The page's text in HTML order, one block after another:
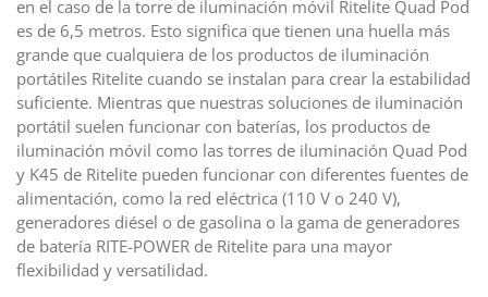
en el caso de la torre de iluminación móvil Ritelite Quad Pod
es de 6,5 metros. Esto significa que tienen una huella más
grande que cualquiera de los productos de iluminación
portátiles Ritelite cuando se instalan para crear la estabilidad
suficiente. Mientras que nuestras soluciones de iluminación
portátil suelen funcionar con baterías, los productos de
iluminación móvil como las torres de iluminación Quad Pod
y K45 de Ritelite pueden funcionar con diferentes fuentes de
alimentación, como la red eléctrica (110 V o 240 V),
generadores diésel o de gasolina o la gama de generadores
de batería RITE-POWER de Ritelite para una mayor
flexibilidad y versatilidad.